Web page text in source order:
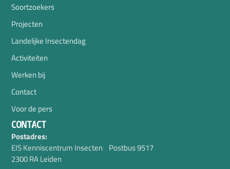
Soortzoekers
Projecten
Landelijke Insectendag
Activiteiten
Werken bij
Contact
Voor de pers
CONTACT
Postadres:
EIS Kenniscentrum Insecten Postbus 9517
2300 RA Leiden